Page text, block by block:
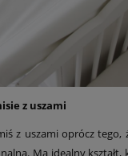
z uszami
z uszami oprócz
Ma idealny kształt,